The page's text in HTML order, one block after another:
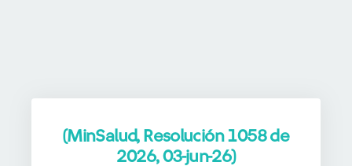
(MinSalud, Resolución 1058 de
2026, 03-jun-26)